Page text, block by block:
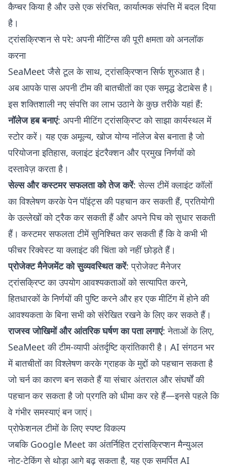
कैप्चर किया है और उसे एक संरचित, कार्यात्मक संपत्ति में बदल दिया
है।
ट्रांसक्रिप्शन से परे: अपनी मीटिंग्स की पूरी क्षमता को अनलॉक
करना
SeaMeet जैसे टूल के साथ, ट्रांसक्रिप्शन सिर्फ शुरुआत है।
अब आपके पास अपनी टीम की बातचीतों का एक समृद्ध डेटाबेस है।
इस शक्तिशाली नए संपत्ति का लाभ उठाने के कुछ तरीके यहां हैं:
नॉलेज हब बनाएं: अपनी मीटिंग ट्रांसक्रिप्ट को साझा कार्यस्थल में
स्टोर करें। यह एक अमूल्य, खोज योग्य नॉलेज बेस बनाता है जो
परियोजना इतिहास, क्लाइंट इंटरैक्शन और प्रमुख निर्णयों को
दस्तावेज़ करता है।
सेल्स और कस्टमर सफलता को तेज करें: सेल्स टीमें क्लाइंट कॉलों
का विश्लेषण करके पेन पॉइंट्स की पहचान कर सकती हैं, प्रतियोगी
के उल्लेखों को ट्रैक कर सकती हैं और अपने पिच को सुधार सकती
हैं। कस्टमर सफलता टीमें सुनिश्चित कर सकती हैं कि वे कभी भी
फीचर रिक्वेस्ट या क्लाइंट की चिंता को नहीं छोड़ते हैं।
प्रोजेक्ट मैनेजमेंट को सुव्यवस्थित करें: प्रोजेक्ट मैनेजर
ट्रांसक्रिप्ट का उपयोग आवश्यकताओं को सत्यापित करने,
हितधारकों के निर्णयों की पुष्टि करने और हर एक मीटिंग में होने की
आवश्यकता के बिना सभी को संरेखित रखने के लिए कर सकते हैं।
राजस्व जोखिमों और आंतरिक घर्षण का पता लगाएं: नेताओं के लिए,
SeaMeet की टीम-व्यापी अंतर्दृष्टि क्रांतिकारी है। AI संगठन भर
में बातचीतों का विश्लेषण करके ग्राहक के मुद्दों को पहचान सकता है
जो चर्न का कारण बन सकते हैं या संचार अंतराल और संघर्षों की
पहचान कर सकता है जो प्रगति को धीमा कर रहे हैं—इनसे पहले कि
वे गंभीर समस्याएं बन जाएं।
प्रोफेशनल टीमों के लिए स्पष्ट विकल्प
जबकि Google Meet का अंतर्निहित ट्रांसक्रिप्शन मैन्युअल
नोट-टेकिंग से थोड़ा आगे बढ़ सकता है, यह एक समर्पित AI